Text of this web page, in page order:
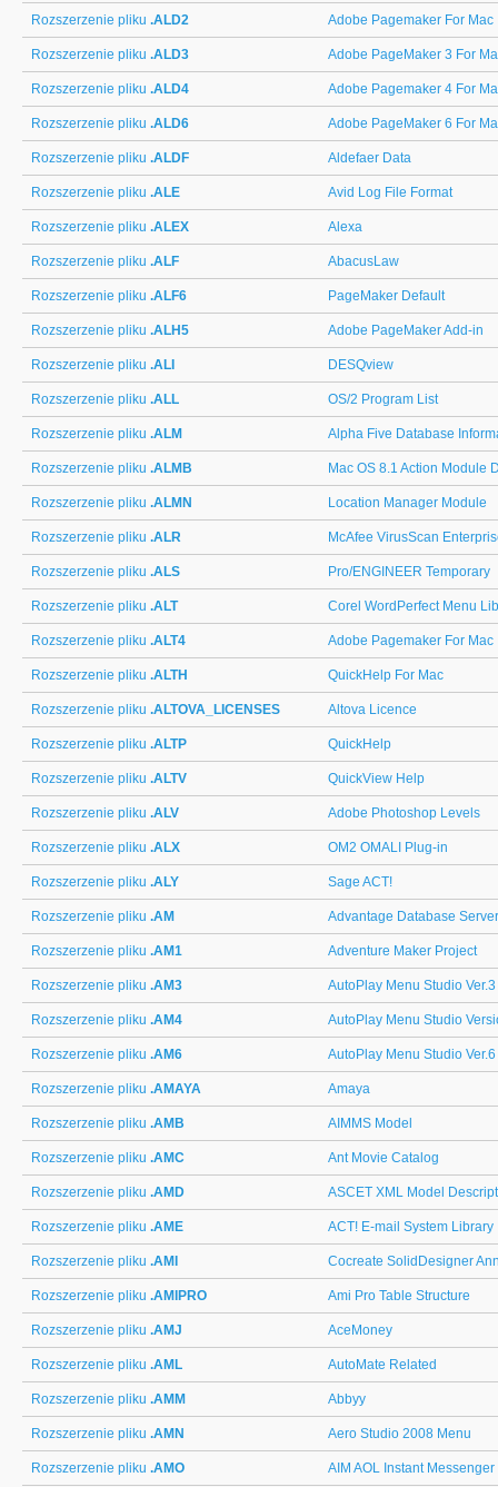
Rozszerzenie pliku .ALD2 Adobe Pagemaker For Mac
Rozszerzenie pliku .ALD3 Adobe PageMaker 3 For
Rozszerzenie pliku .ALD4 Adobe Pagemaker 4 For
Rozszerzenie pliku .ALD6 Adobe PageMaker 6 For
Rozszerzenie pliku .ALDF Aldefaer Data
Rozszerzenie pliku .ALE Avid Log File Format
Rozszerzenie pliku .ALEX Alexa
Rozszerzenie pliku .ALF AbacusLaw
Rozszerzenie pliku .ALF6 PageMaker Default
Rozszerzenie pliku .ALH5 Adobe PageMaker Add-in
Rozszerzenie pliku .ALI DESQview
Rozszerzenie pliku .ALL OS/2 Program List
Rozszerzenie pliku .ALM Alpha Five Database
Rozszerzenie pliku .ALMB Mac OS 8.1 Action Module
Rozszerzenie pliku .ALMN Location Manager Module
Rozszerzenie pliku .ALR McAfee VirusScan
Rozszerzenie pliku .ALS Pro/ENGINEER Temporary
Rozszerzenie pliku .ALT Corel WordPerfect Menu
Rozszerzenie pliku .ALT4 Adobe Pagemaker For Mac
Rozszerzenie pliku .ALTH QuickHelp For Mac
Rozszerzenie pliku .ALTOVA_LICENSES Altova Licence
Rozszerzenie pliku .ALTP QuickHelp
Rozszerzenie pliku .ALTV QuickView Help
Rozszerzenie pliku .ALV Adobe Photoshop Levels
Rozszerzenie pliku .ALX OM2 OMALI Plug-in
Rozszerzenie pliku .ALY Sage ACT!
Rozszerzenie pliku .AM Advantage Database Server
Rozszerzenie pliku .AM1 Adventure Maker Project
Rozszerzenie pliku .AM3 AutoPlay Menu Studio
Rozszerzenie pliku .AM4 AutoPlay Menu Studio
Rozszerzenie pliku .AM6 AutoPlay Menu Studio
Rozszerzenie pliku .AMAYA Amaya
Rozszerzenie pliku .AMB AIMMS Model
Rozszerzenie pliku .AMC Ant Movie Catalog
Rozszerzenie pliku .AMD ASCET XML Model
Rozszerzenie pliku .AME ACT! E-mail System Library
Rozszerzenie pliku .AMI Cocreate SolidDesigner
Rozszerzenie pliku .AMIPRO Ami Pro Table Structure
Rozszerzenie pliku .AMJ AceMoney
Rozszerzenie pliku .AML AutoMate Related
Rozszerzenie pliku .AMM Abbyy
Rozszerzenie pliku .AMN Aero Studio 2008 Menu
Rozszerzenie pliku .AMO AIM AOL Instant